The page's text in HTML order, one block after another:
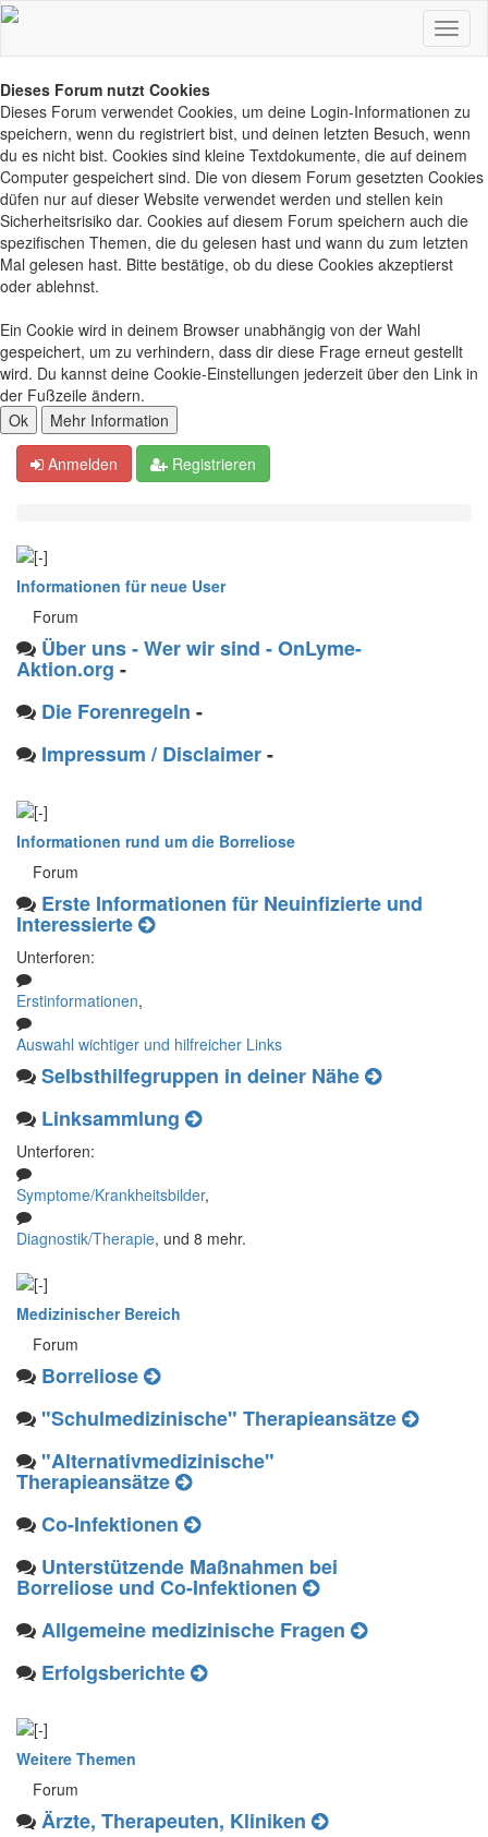
Dieses Forum nutzt Cookies
Dieses Forum verwendet Cookies, um deine Login-Informationen zu
speichern, wenn du registriert bist, und deinen letzten Besuch, wenn
du es nicht bist. Cookies sind kleine Textdokumente, die auf deinem
Computer gespeichert sind. Die von diesem Forum gesetzten Cookies
düfen nur auf dieser Website verwendet werden und stellen kein
Sicherheitsrisiko dar. Cookies auf diesem Forum speichern auch die
spezifischen Themen, die du gelesen hast und wann du zum letzten
Mal gelesen hast. Bitte bestätige, ob du diese Cookies akzeptierst
oder ablehnst.
Ein Cookie wird in deinem Browser unabhängig von der Wahl
gespeichert, um zu verhindern, dass dir diese Frage erneut gestellt
wird. Du kannst deine Cookie-Einstellungen jederzeit über den Link in
der Fußzeile ändern.
Anmelden Registrieren
Informationen für neue User
Forum
Über uns - Wer wir sind - OnLyme-
Aktion.org -
Die Forenregeln -
Impressum / Disclaimer-
Informationen rund um die Borreliose
Forum
Erste Informationen für Neuinfizierte und
Interessierte
Unterforen:
Erstinformationen,
Auswahl wichtiger und hilfreicher Links
Selbsthilfegruppen in deiner Nähe
Linksammlung
Unterforen:
Symptome/Krankheitsbilder,
Diagnostik/Therapie, und 8 mehr.
Medizinischer Bereich
Forum
Borreliose
"Schulmedizinische" Therapieansätze
"Alternativmedizinische"
Therapieansätze
Co-Infektionen
Unterstützende Maßnahmen bei
Borreliose und Co-Infektionen
Allgemeine medizinische Fragen
Erfolgsberichte
Weitere Themen
Forum
Ärzte, Therapeuten, Kliniken